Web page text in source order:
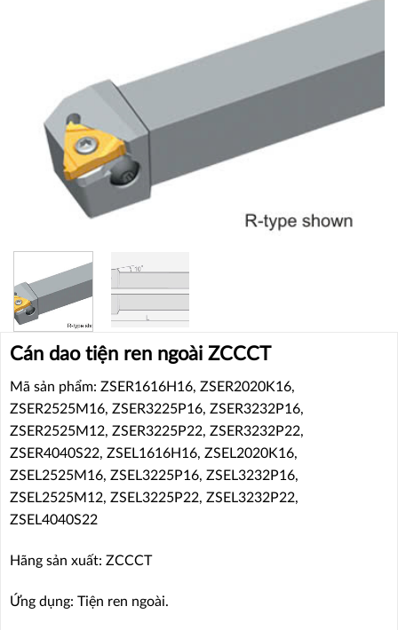
Cán dao tiện ren ngoài ZCCCT
Mã sản phẩm: ZSER1616H16, ZSER2020K16,
ZSER2525M16, ZSER3225P16, ZSER3232P16,
ZSER2525M12, ZSER3225P22, ZSER3232P22,
ZSER4040S22, ZSEL1616H16, ZSEL2020K16,
ZSEL2525M16, ZSEL3225P16, ZSEL3232P16,
ZSEL2525M12, ZSEL3225P22, ZSEL3232P22,
ZSEL4040S22
Hãng sản xuất: ZCCCT
Ứng dụng: Tiện ren ngoài.